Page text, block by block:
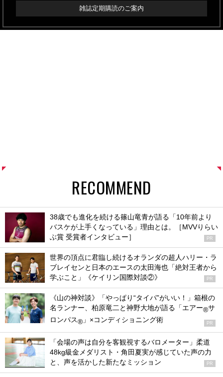
雑誌定期購読のご案内
RECOMMEND
38歳でも進化を続ける篠山竜青が語る「10年前より
バスケが上手くなっている」理由とは。［MVVりらい
ぶ賞 受賞者インタビュー］
PR
世界の頂点に君臨し続けるオランダの超人ハリー・ラ
ブレイセンと日本のエースの太田海也「絶対王者から
学ぶこと」《ケイリン国際対談②》
PR
《山の神対談》「やっぱり“タイパ”がいい！」箱根の
名ランナー、柏原竜二と神野大地が語る「エアー®サ
ロンパス® 」×コンディショニング術 PR
「会場の声は自分を客観視するバロメーター」柔道
48kg級金メダリスト・角田夏実が感じていた声の力
と、声を活かした新たなミッション
PR